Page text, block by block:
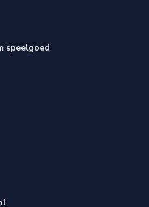
speelgoed